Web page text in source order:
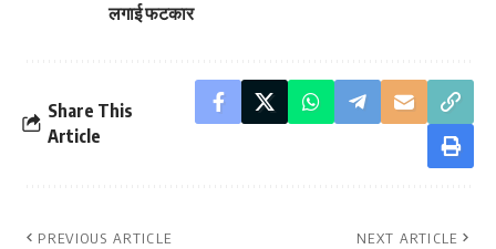
लगाई फटकार
Share This
Article
PREVIOUS ARTICLE NEXT ARTICLE